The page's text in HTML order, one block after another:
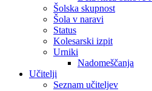
Šolska skupnost
Šola v naravi
Status
Kolesarski izpit
Urniki
Nadomeščanja
Učitelji
Seznam učiteljev